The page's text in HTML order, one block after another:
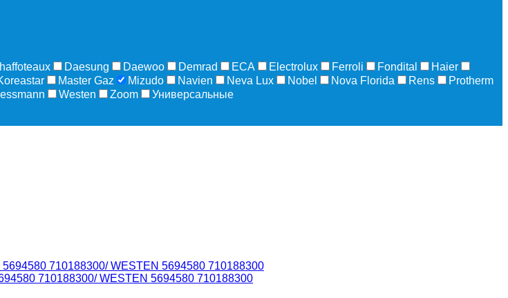
Daesung Daewoo Demrad ECA Electrolux Ferroli Fondital
Haier
Master Gaz Mizudо Navien Neva Lux Nobel Nova Florida Rens
Protherm
Westen Zoom
Универсальные
710188300/ WESTEN 5694580 710188300